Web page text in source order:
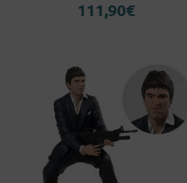
111,90€